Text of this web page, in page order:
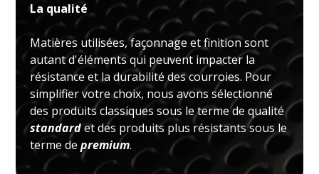
La qualité
Matières utilisées, façonnage et finition sont
autant d'éléments qui peuvent impacter la
résistance et la durabilité des courroies. Pour
simplifier votre choix, nous avons sélectionné
des produits classiques sous le terme de qualité
standardet des produits plus résistants sous le
terme depremium.